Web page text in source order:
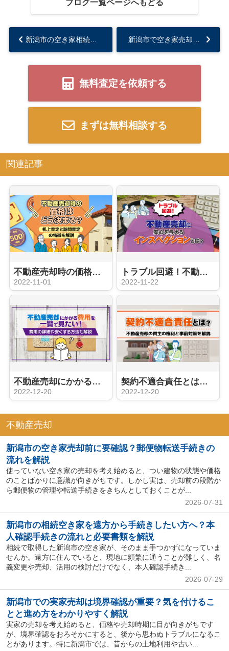
ブログ一覧ページへもどる
新潟市の空き家相続後は要注意！放置しない判断基準を詳しく解説...
無料査定を依頼する
まずは無料相談する
関連記事
不動産売却時の価格はどう決まる？机上査定と訪問査定の特徴を解説
2022-11-01
トラブル回避！不動産売却に安心を与えるインスペクションとは？
2022-11-22
不動産売却にかかる費用を一覧で見たい！費用の詳細や安くする方法も解説
2022-12-20
契約不適合責任とは？不動産売却の買主の権利と事前対策を解説
2022-12-20
不動産売却
新潟市の空き家売却前に要確認？郵便物転送手続きの
流れを解説
使っていない空き家の売却を考え始めると、つい建物の状態や価格
のことばかりに意識が向きがちです。しかし実は、売却前の段階か
ら郵便物の管理や転送手続きをきちんとしておくことが...
2026-07-31
新潟市の相続空き家を遠方から手続きしたい方へ？本
人確認手続きの流れと必要書類を解説
相続で取得した新潟市の空き家が、そのまま手つかずになっていま
せんか。遠方に住んでいると、現地に頻繁に通うことが難しく、名
義変更や売却、活用の検討だけでなく、本人確認手続き...
2026-07-29
新潟市での実家売却は境界確認が重要？気を付けるこ
とと進め方をわかりやすく解説
実家の売却を考え始めると、価格や売却時期に目が向きがちです
が、境界確認をおろそかにすると、後から思わぬトラブルになるこ
とがあります。特に新潟市では、昔からの土地利用や古い...